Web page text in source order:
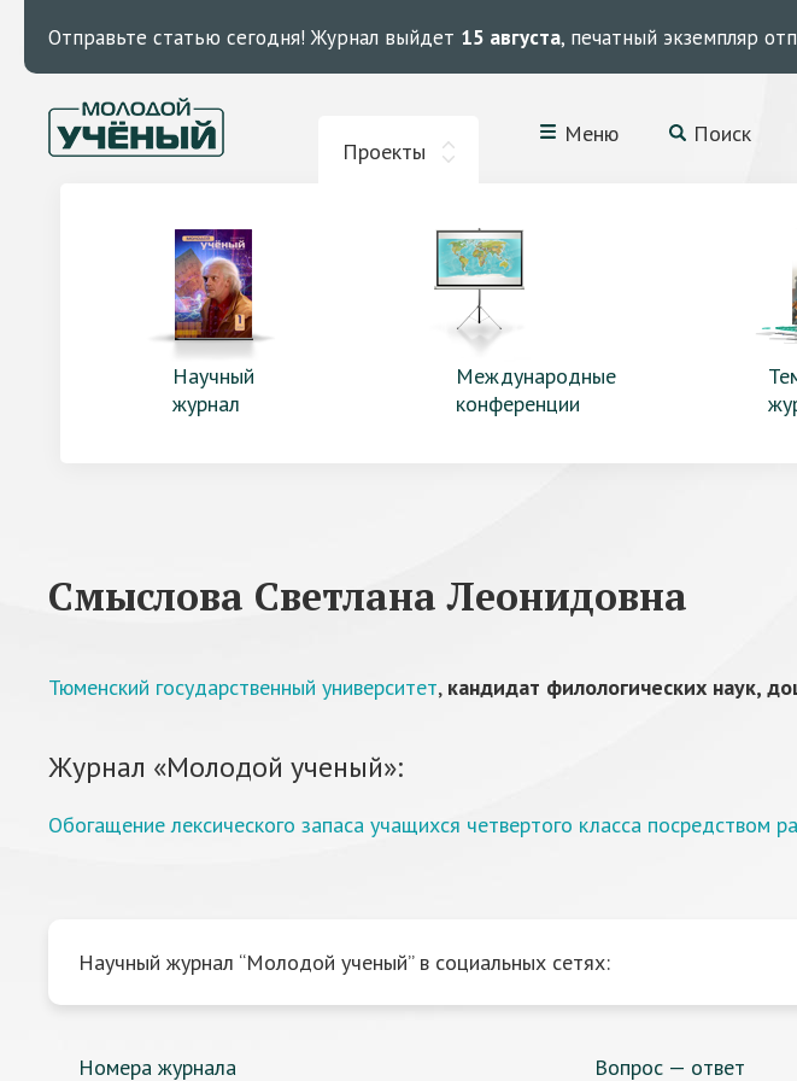
Отправьте статью сегодня! Журнал выйдет 15 августа, печатный экземпляр
Проекты
Меню Поиск
Научный
журнал
Международные
конференции
Смыслова Светлана Леонидовна
Тюменский государственный университет, кандидат филологических наук,
Журнал «Молодой ученый»:
Обогащение лексического запаса учащихся четвертого класса посредством
Научный журнал “Молодой ученый” в социальных сетях:
Номера журнала Вопрос — ответ